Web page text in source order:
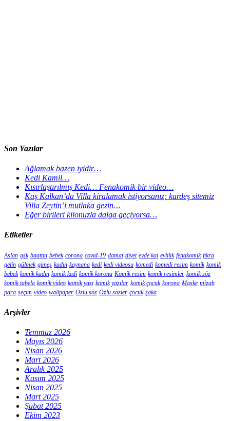
Son Yazılar
Ağlamak bazen iyidir…
Kedi Kamil…
Kısırlaştırılmış Kedi… Fenakomik bir video…
Kaş Kalkan’da Villa kiralamak istiyorsanız; kardeş sitemiz
Villa Zeytin’i mutlaka gezin…
Eğer birileri kilonuzla dalga geçiyorsa…
Etiketler
Aslan aşk baattin bebek corona covid-19 damat diyet evde kal evlilik fenakomik fıkra
gelin gülmek güneş kadın kaynana kedi kedi videosu komedi komedi resim komik komik
bebek komik kadın komik kedi komik korona Komik resim komik resimler komik söz
komik tabela komik video komik yazı komik yazılar komik çocuk korona Maske mizah
para seçim video wallpaper Özlü söz Özlü sözler çocuk şaka
Arşivler
Temmuz 2026
Mayıs 2026
Nisan 2026
Mart 2026
Aralık 2025
Kasım 2025
Nisan 2025
Mart 2025
Şubat 2025
Ekim 2023